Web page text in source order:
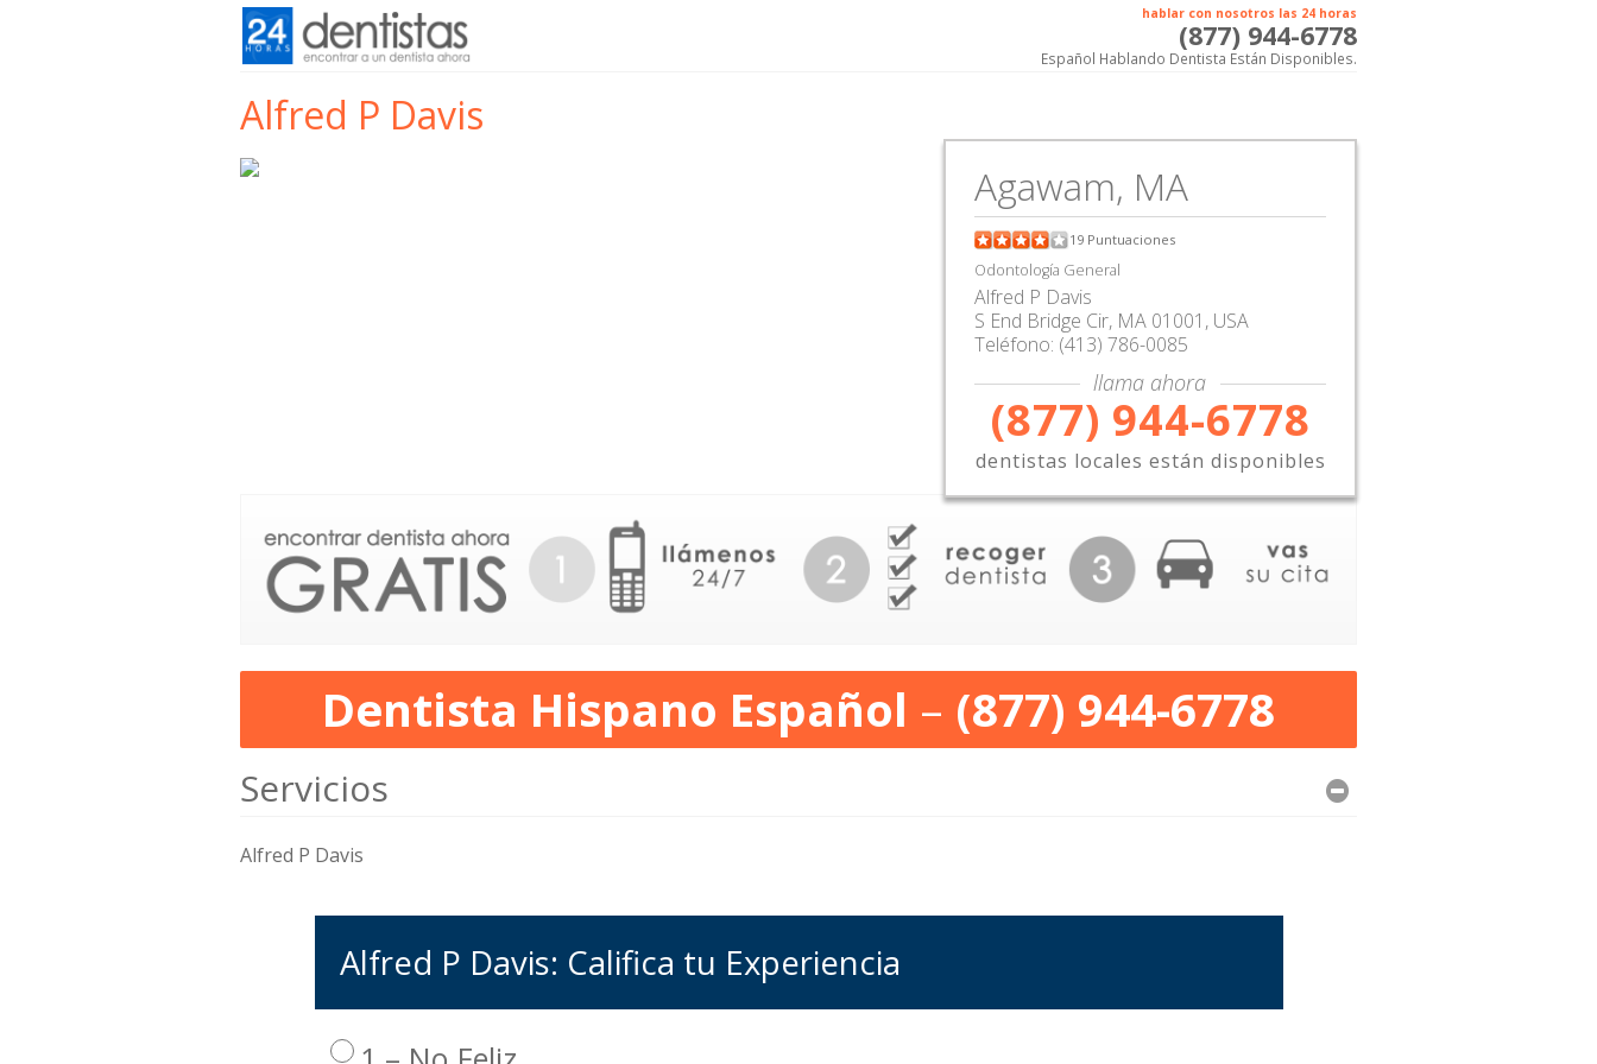
hablar con nosotros las 24 horas
(877) 944-6778
Español Hablando Dentista Están Disponibles.
Alfred P Davis
Agawam, MA
19 Puntuaciones
Odontología General
Alfred P Davis
S End Bridge Cir, MA 01001, USA
Teléfono: (413) 786-0085
llama ahora
(877) 944-6778
dentistas locales están disponibles
Dentista Hispano Español – (877) 944-6778
Servicios
Alfred P Davis
Alfred P Davis: Califica tu Experiencia